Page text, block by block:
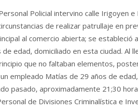
Policial intervino calle Irigoyen
de realizar patrullaje en
al comercio abierta; se
edad, domiciliado en esta ciudad. Al
que no faltaban elementos,
empleado Matías de 29 años de
pasado, aproximadamente 21;30
de Divisiones Criminalística e